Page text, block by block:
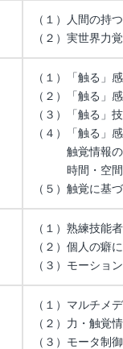
（１）人間の持
（２）実世界力
（１）「触る」
（２）「触る」
（３）「触る」
（４）「触る」
触覚情報の定
時間・空間解
（５）触覚に基
（１）熟練技能
（２）個人の癖
（３）モーショ
（１）マルチメ
（２）力・触覚
（３）モータ制